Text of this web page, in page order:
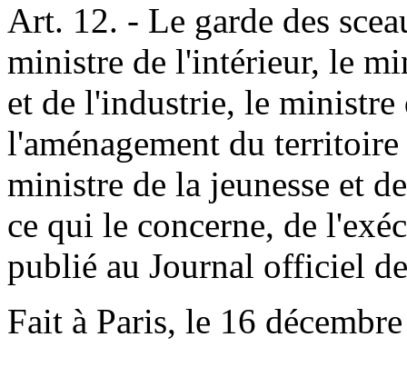
Art. 12. - Le garde des
ministre de l'intérieur, le
et de l'industrie, le ministre
l'aménagement du
ministre de la jeunesse et
ce qui le concerne, de
publié au Journal officiel
Fait à Paris, le 16